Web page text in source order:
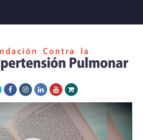
TwitterFacebookInstagram
LinkedInYoutube
Xing